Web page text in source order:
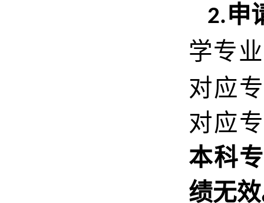
2.申
学专
对应
对应
本科
绩无